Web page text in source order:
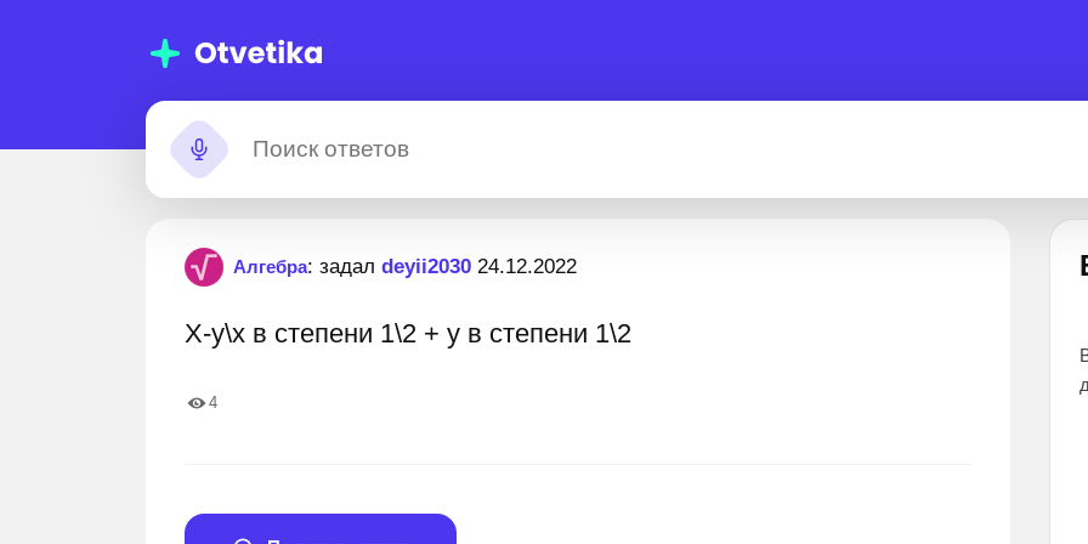
Алгебра: задал deyii2030 24.12.2022
X-y\x в степени 1\2 + y в степени 1\2
4
000+ пошаговых ответов
Застрял?
Лучшие эксперты готовы помочь 24 часа